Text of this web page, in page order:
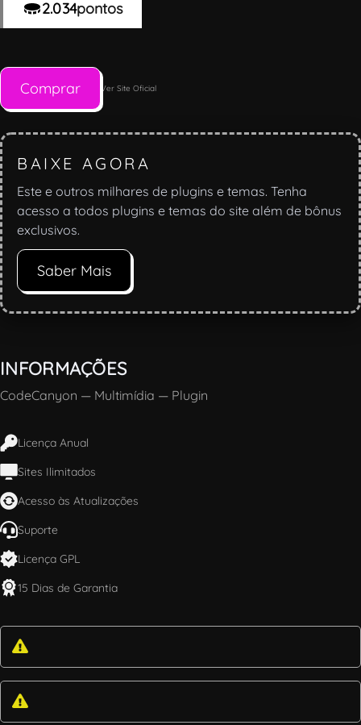
2.034pontos
Comprar Ver Site Oficial
BAIXE AGORA
Este e outros milhares de plugins e temas. Tenha
acesso a todos plugins e temas do site além de bônus
exclusivos.
Saber Mais
INFORMAÇÕES
CodeCanyon — Multimídia — Plugin
Licença Anual
Sites Ilimitados
Acesso às Atualizações
Suporte
Licença GPL
15 Dias de Garantia